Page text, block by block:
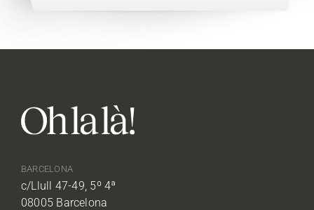
BARCELONA
c/Llull 47-49, 5º 4ª
08005 Barcelona